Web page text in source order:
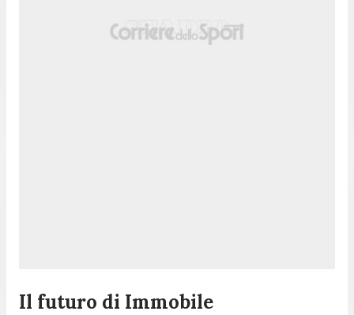
Il futuro di Immobile